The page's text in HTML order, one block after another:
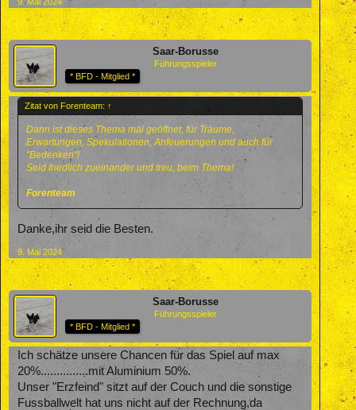
Saar-Borusse
Führungsspieler
* BFD - Mitglied *
Zitat von Forenteam: ↑
Dann ist dieses Thema mal geöffnet, für Träume,
Erwartungen, Spekulationen, Anfeuerungen und auch für
"Bedenken"!
Seid friedlich zueinander und treu, beim Thema!
Forenteam
Danke,ihr seid die Besten.
9. Mai 2024
Saar-Borusse
Führungsspieler
* BFD - Mitglied *
Ich schätze unsere Chancen für das Spiel auf max
20%...............mit Aluminium 50%.
Unser "Erzfeind" sitzt auf der Couch und die sonstige
Fussballwelt hat uns nicht auf der Rechnung,da